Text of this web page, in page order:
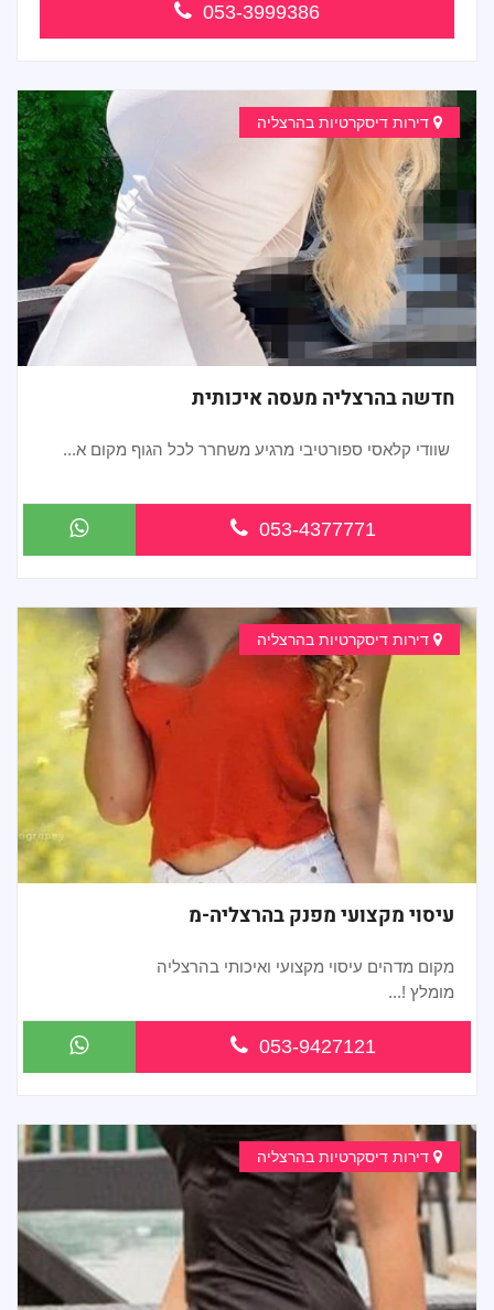
053-3999386
דירות דיסקרטיות בהרצליה
חדשה בהרצליה מעסה איכותית
שוודי קלאסי ספורטיבי מרגיע משחרר לכל הגוף מקום א...
053-4377771
דירות דיסקרטיות בהרצליה
עיסוי מקצועי מפנק בהרצליה-מ
מקום מדהים עיסוי מקצועי ואיכותי בהרצליה
מומלץ !...
053-9427121
דירות דיסקרטיות בהרצליה